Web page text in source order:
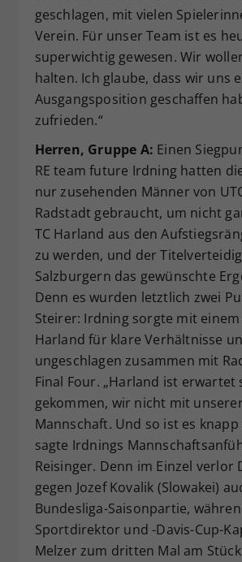
geschlagen, mit vielen
Verein. Für unser Team ist es
superwichtig gewesen. Wir
halten. Ich glaube, dass wir uns
Ausgangsposition geschaffen
zufrieden.“
Herren, Gruppe A: Einen
RE team future Irdning hatten
nur zusehenden Männer von
Radstadt gebraucht, um nicht
TC Harland aus den
zu werden, und der
Salzburgern das gewünschte
Denn es wurden letztlich zwei
Steirer: Irdning sorgte mit einem
Harland für klare Verhältnisse
ungeschlagen zusammen mit
Final Four. „Harland ist erwartet
gekommen, wir nicht mit
Mannschaft. Und so ist es knapp
sagte Irdnings
Reisinger. Denn im Einzel verlor
gegen Jozef Kovalik (Slowakei)
Bundesliga-Saisonpartie,
Sportdirektor und -Davis-Cup-
Melzer zum dritten Mal am